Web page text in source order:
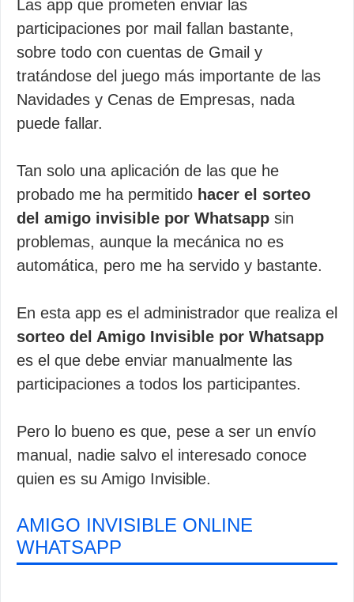
Las app que prometen enviar las
participaciones por mail fallan bastante,
sobre todo con cuentas de Gmail y
tratándose del juego más importante de las
Navidades y Cenas de Empresas, nada
puede fallar.
Tan solo una aplicación de las que he
probado me ha permitido hacer el sorteo
del amigo invisible por Whatsapp sin
problemas, aunque la mecánica no es
automática, pero me ha servido y bastante.
En esta app es el administrador que realiza el
sorteo del Amigo Invisible por Whatsapp
es el que debe enviar manualmente las
participaciones a todos los participantes.
Pero lo bueno es que, pese a ser un envío
manual, nadie salvo el interesado conoce
quien es su Amigo Invisible.
AMIGO INVISIBLE ONLINE
WHATSAPP